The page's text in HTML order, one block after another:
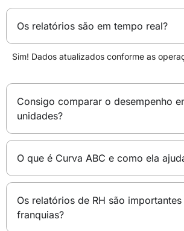
Os relatórios são em tempo real?
Sim! Dados atualizados conforme as
Consigo comparar o desempenho
unidades?
O que é Curva ABC e como ela
Os relatórios de RH são importantes
franquias?